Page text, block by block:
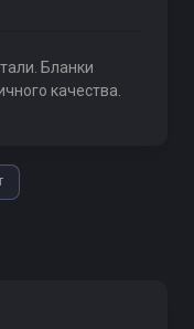
Бланки
качества.